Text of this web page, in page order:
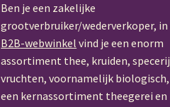
kan
op
de
Ben je een zakelijke
grootverbruiker/wederverkoper, in
B2B-webwinkel vind je een enorm
assortiment thee, kruiden,
vruchten, voornamelijk biologisch,
een kernassortiment theegerei en